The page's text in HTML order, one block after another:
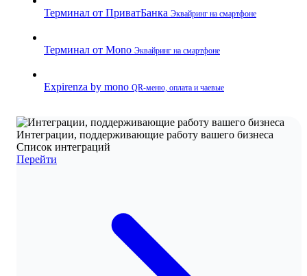
Терминал от ПриватБанка Эквайринг на смартфоне
Терминал от Mono Эквайринг на смартфоне
Expirenza by mono QR‑меню, оплата и чаевые
Интеграции, поддерживающие работу вашего бизнеса
Список интеграций
Перейти